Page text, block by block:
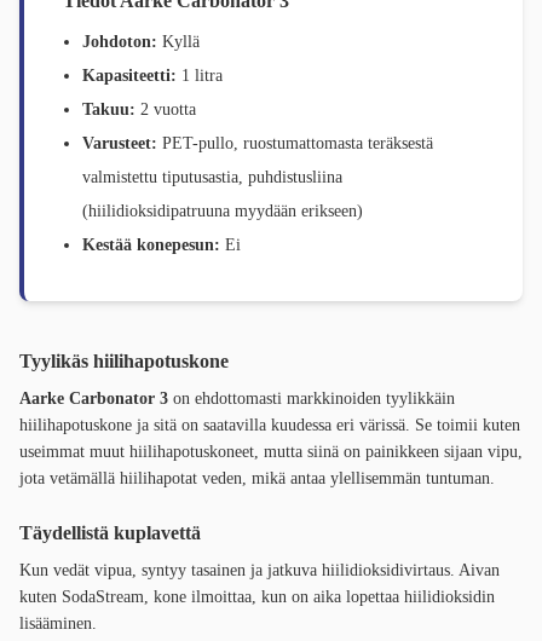
Johdoton: Kyllä
Kapasiteetti: 1 litra
Takuu: 2 vuotta
Varusteet: PET-pullo, ruostumattomasta teräksestä
valmistettu tiputusastia, puhdistusliina
(hiilidioksidipatruuna myydään erikseen)
Kestää konepesun: Ei
Tyylikäs hiilihapotuskone
Aarke Carbonator 3 on ehdottomasti markkinoiden tyylikkäin
hiilihapotuskone ja sitä on saatavilla kuudessa eri värissä. Se toimii kuten
useimmat muut hiilihapotuskoneet, mutta siinä on painikkeen sijaan vipu,
jota vetämällä hiilihapotat veden, mikä antaa ylellisemmän tuntuman.
Täydellistä kuplavettä
Kun vedät vipua, syntyy tasainen ja jatkuva hiilidioksidivirtaus. Aivan
kuten SodaStream, kone ilmoittaa, kun on aika lopettaa hiilidioksidin
lisääminen.